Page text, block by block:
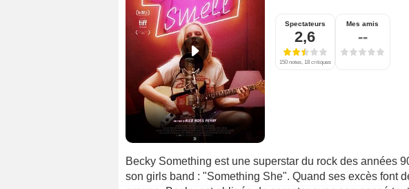
Spectateurs
2,6
150 notes, 18 critiques
Mes amis
--
Becky Something est une superstar du rock des années
son girls band : "Something She". Quand ses excès font